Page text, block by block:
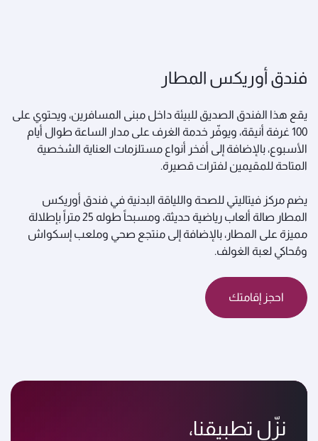
فندق أوريكس المطار
يقع هذا الفندق الصديق للبيئة داخل مبنى المسافرين، ويحتوي على
100 غرفة أنيقة، ويوفّر خدمة الغرف على مدار الساعة طوال أيام
الأسبوع، بالإضافة إلى أفخر أنواع مستلزمات العناية الشخصية
المتاحة للمقيمين لفترات قصيرة.
يضم مركز فيتاليتي للصحة واللياقة البدنية في فندق أوريكس
المطار صالة ألعاب رياضية حديثة، ومسبحاً طوله 25 متراً بإطلالة
مميزة على المطار، بالإضافة إلى منتجع صحي وملعب إسكواش
ومُحاكي لعبة الغولف.
احجز إقامتك
نزّل تطبيقنا،